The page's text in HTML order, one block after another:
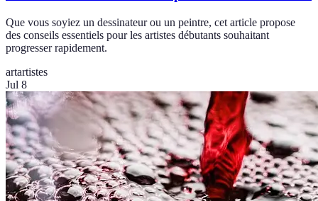
Que vous soyiez un dessinateur ou un peintre, cet article propose
des conseils essentiels pour les artistes débutants souhaitant
progresser rapidement.
artartistes
Jul 8